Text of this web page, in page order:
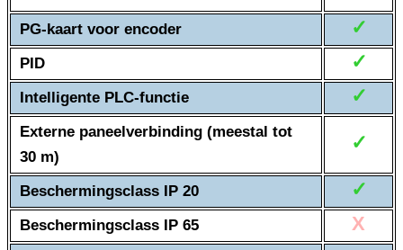
PG-kaart voor encoder ✓
PID ✓
Intelligente PLC-functie ✓
Externe paneelverbinding (meestal tot
30 m)
✓
Beschermingsclass IP 20 ✓
Beschermingsclass IP 65 X